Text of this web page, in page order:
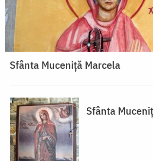
Sfânta Muceniță Marcela
Sfânta